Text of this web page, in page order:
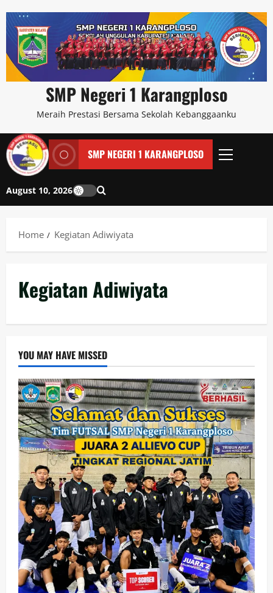
SMP Negeri 1 Karangploso
Meraih Prestasi Bersama Sekolah Kebanggaanku
SMP NEGERI 1 KARANGPLOSO
August 10, 2026
Home Kegiatan Adiwiyata
Kegiatan Adiwiyata
YOU MAY HAVE MISSED